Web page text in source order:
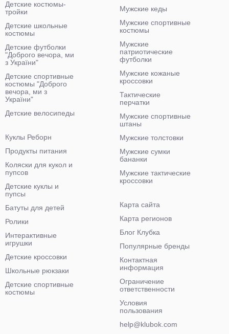
Детские костюмы-
тройки
Детские школьные
костюмы
Детские футболки
"Доброго вечора, ми
з України"
Детские спортивные
костюмы "Доброго
вечора, ми з
України"
Детские велосипеды
Мужские кеды
Мужские спортивные
костюмы
Мужские
патриотические
футболки
Мужские кожаные
кроссовки
Тактические
перчатки
Мужские спортивные
штаны
Мужские толстовки
Мужские сумки
бананки
Мужские тактические
кроссовки
Куклы Реборн
Продукты питания
Коляски для кукол и
пупсов
Детские куклы и
пупсы
Батуты для детей
Ролики
Интерактивные
игрушки
Детские кроссовки
Школьные рюкзаки
Детские спортивные
костюмы
Карта сайта
Карта регионов
Блог Клубка
Популярные бренды
Контактная
информация
Ограничение
ответственности
Условия
пользования
help@klubok.com